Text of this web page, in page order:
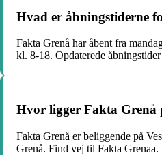
Hvad er åbningstiderne
Fakta Grenå har åbent fra
kl. 8-18. Opdaterede
Hvor ligger Fakta Grenå
Fakta Grenå er beliggende på
Grenå. Find vej til Fakta Grenaa.